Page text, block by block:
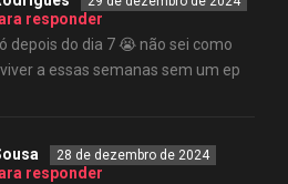
responder
depois do dia 7 😭 não sei como
a essas semanas sem um ep
28 de dezembro de 2024
responder